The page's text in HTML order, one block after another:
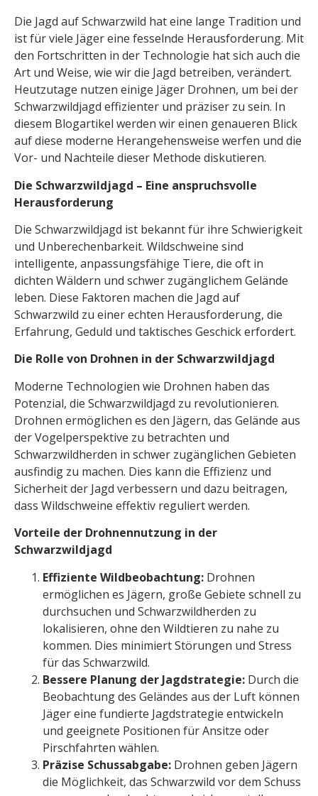
Die Jagd auf Schwarzwild hat eine lange Tradition und
ist für viele Jäger eine fesselnde Herausforderung. Mit
den Fortschritten in der Technologie hat sich auch die
Art und Weise, wie wir die Jagd betreiben, verändert.
Heutzutage nutzen einige Jäger Drohnen, um bei der
Schwarzwildjagd effizienter und präziser zu sein. In
diesem Blogartikel werden wir einen genaueren Blick
auf diese moderne Herangehensweise werfen und die
Vor- und Nachteile dieser Methode diskutieren.
Die Schwarzwildjagd – Eine anspruchsvolle
Herausforderung
Die Schwarzwildjagd ist bekannt für ihre Schwierigkeit
und Unberechenbarkeit. Wildschweine sind
intelligente, anpassungsfähige Tiere, die oft in
dichten Wäldern und schwer zugänglichem Gelände
leben. Diese Faktoren machen die Jagd auf
Schwarzwild zu einer echten Herausforderung, die
Erfahrung, Geduld und taktisches Geschick erfordert.
Die Rolle von Drohnen in der Schwarzwildjagd
Moderne Technologien wie Drohnen haben das
Potenzial, die Schwarzwildjagd zu revolutionieren.
Drohnen ermöglichen es den Jägern, das Gelände aus
der Vogelperspektive zu betrachten und
Schwarzwildherden in schwer zugänglichen Gebieten
ausfindig zu machen. Dies kann die Effizienz und
Sicherheit der Jagd verbessern und dazu beitragen,
dass Wildschweine effektiv reguliert werden.
Vorteile der Drohnennutzung in der
Schwarzwildjagd
Effiziente Wildbeobachtung: Drohnen
ermöglichen es Jägern, große Gebiete schnell zu
durchsuchen und Schwarzwildherden zu
lokalisieren, ohne den Wildtieren zu nahe zu
kommen. Dies minimiert Störungen und Stress
für das Schwarzwild.
Bessere Planung der Jagdstrategie: Durch die
Beobachtung des Geländes aus der Luft können
Jäger eine fundierte Jagdstrategie entwickeln
und geeignete Positionen für Ansitze oder
Pirschfahrten wählen.
Präzise Schussabgabe: Drohnen geben Jägern
die Möglichkeit, das Schwarzwild vor dem Schuss